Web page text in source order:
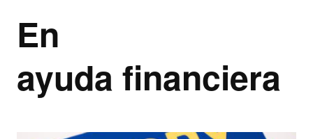
En
ayuda financiera